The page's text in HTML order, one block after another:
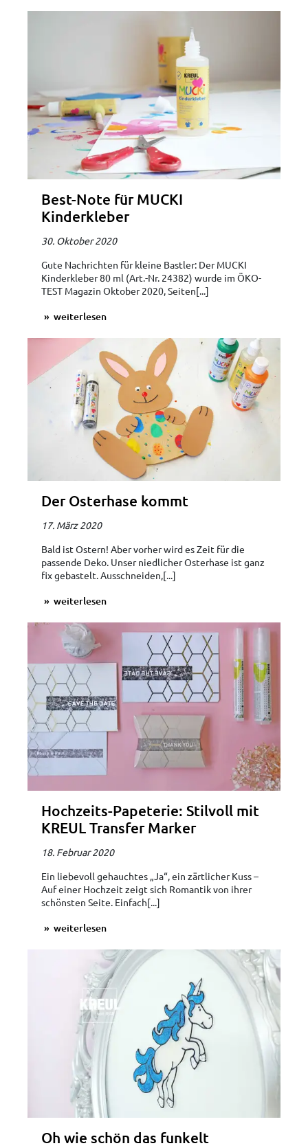
Best-Note für MUCKI
Kinderkleber
30. Oktober 2020
Gute Nachrichten für kleine Bastler: Der MUCKI
Kinderkleber 80 ml (Art.-Nr. 24382) wurde im ÖKO-
TEST Magazin Oktober 2020, Seiten[...]
weiterlesen
Der Osterhase kommt
17. März 2020
Bald ist Ostern! Aber vorher wird es Zeit für die
passende Deko. Unser niedlicher Osterhase ist ganz
fix gebastelt. Ausschneiden,[...]
weiterlesen
Hochzeits-Papeterie: Stilvoll mit
KREUL Transfer Marker
18. Februar 2020
Ein liebevoll gehauchtes „Ja“, ein zärtlicher Kuss –
Auf einer Hochzeit zeigt sich Romantik von ihrer
schönsten Seite. Einfach[...]
weiterlesen
Oh wie schön das funkelt